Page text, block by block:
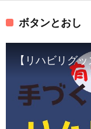
ボタンとおし
【リハビリグ